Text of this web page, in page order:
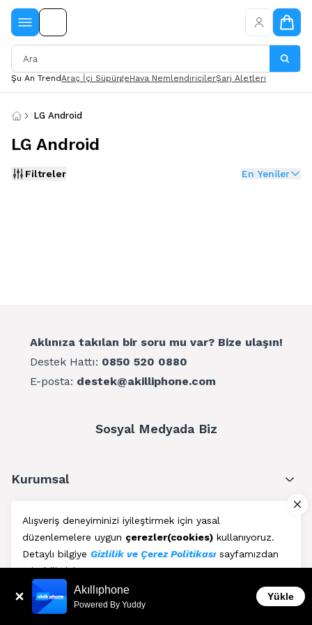
Alışveriş deneyiminizi iyileştirmek için yasal
düzenlemelere uygun çerezler(cookies) kullanıyoruz.
Detaylı bilgiye Gizlilik ve Çerez Politikası sayfamızdan
erişebilirsiniz.
Kabul Et
Şu An TrendAraç İçi SüpürgeHava NemlendiricilerŞarj Aletleri
LG Android
LG Android
Filtreler En Yeniler
Aklınıza takılan bir soru mu var? Bize ulaşın!
Destek Hattı: 0850 520 0880
E-posta: destek@akilliphone.com
Sosyal Medyada Biz
Kurumsal
Müşteri Hizmetleri
Üyelik
Blog Akıllıphone
Powered By Yuddy
Yükle